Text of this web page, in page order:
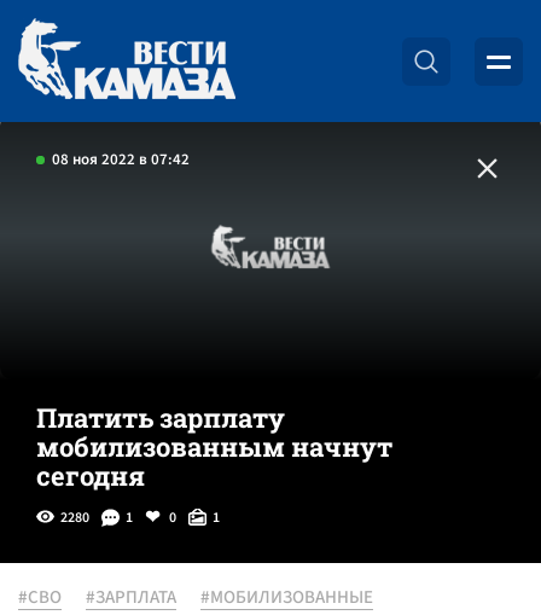
08 ноя 2022 в 07:42
Платить зарплату
мобилизованным начнут
сегодня
2280 1 0 1
#СВО #ЗАРПЛАТА
#МОБИЛИЗОВАННЫЕ